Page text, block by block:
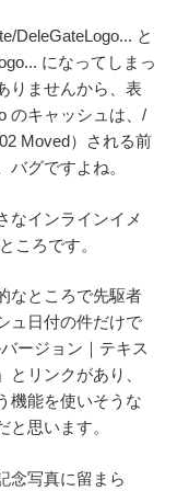
DeleGateLogo... と
になってしまっ
りませんから、表
のキャッシュは、/
Moved）される前
グですよね。
なインラインイメ
ころです。
なところで先駆者
ュ日付の件だけで
ージョン｜テキス
とリンクがあり、
機能を使いそうな
思います。
念写真に留まら